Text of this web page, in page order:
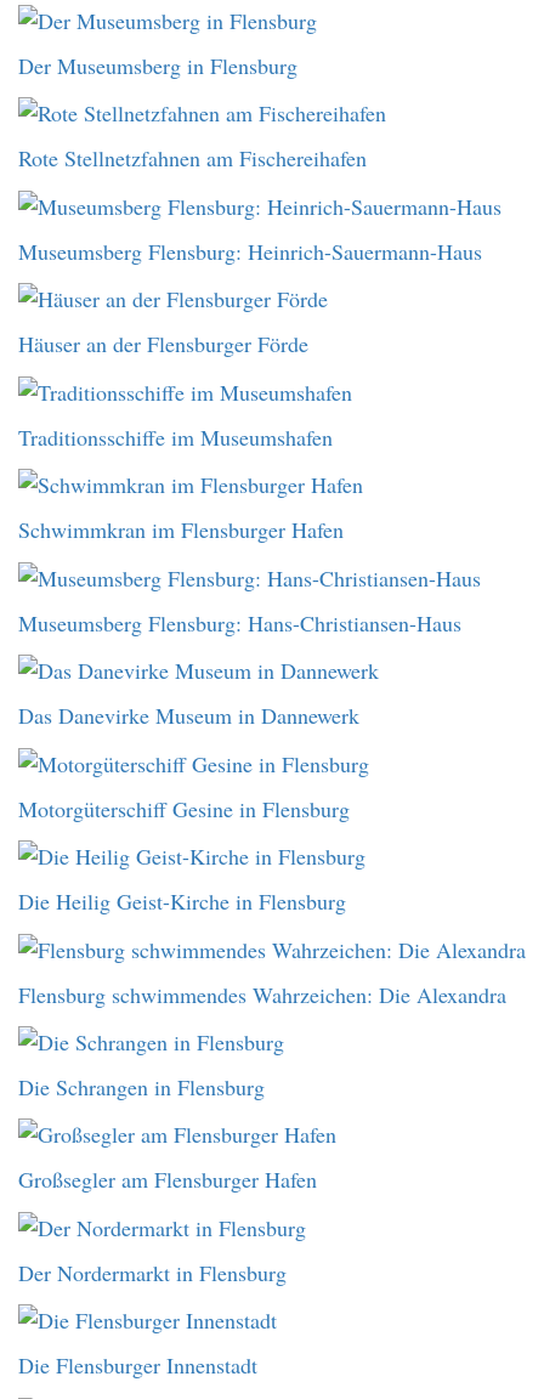
Der Museumsberg in Flensburg
Rote Stellnetzfahnen am Fischereihafen
Museumsberg Flensburg: Heinrich-Sauermann-Haus
Häuser an der Flensburger Förde
Traditionsschiffe im Museumshafen
Schwimmkran im Flensburger Hafen
Museumsberg Flensburg: Hans-Christiansen-Haus
Das Danevirke Museum in Dannewerk
Motorgüterschiff Gesine in Flensburg
Die Heilig Geist-Kirche in Flensburg
Flensburg schwimmendes Wahrzeichen: Die Alexandra
Die Schrangen in Flensburg
Großsegler am Flensburger Hafen
Der Nordermarkt in Flensburg
Die Flensburger Innenstadt